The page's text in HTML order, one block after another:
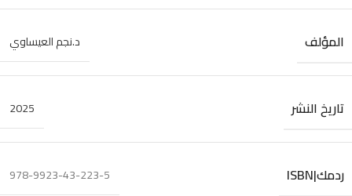
المؤلف د.نجم العيساوي
تاريخ النشر 2025
ردمك|ISBN 978-9923-43-223-5